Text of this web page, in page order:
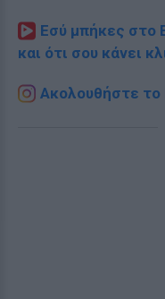
Εσύ μπήκες στο
και ότι σου κάνει
Ακολουθήστε το